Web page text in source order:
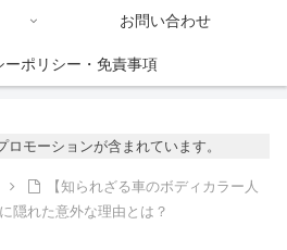
お問い合わせ
ーポリシー・免責事項
ロモーションが含まれています。
【知られざる車のボディカラー人
隠れた意外な理由とは？